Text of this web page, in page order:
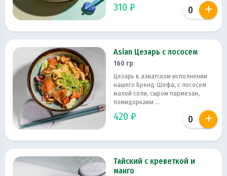
310 ₽
Asian Цезарь с лососем
160 гр
Цезарь в азиатском исполнении
нашего Бренд-Шефа, с лососем
малой соли, сыром пармезан,
помидорками ...
420 ₽
Тайский с креветкой и
манго